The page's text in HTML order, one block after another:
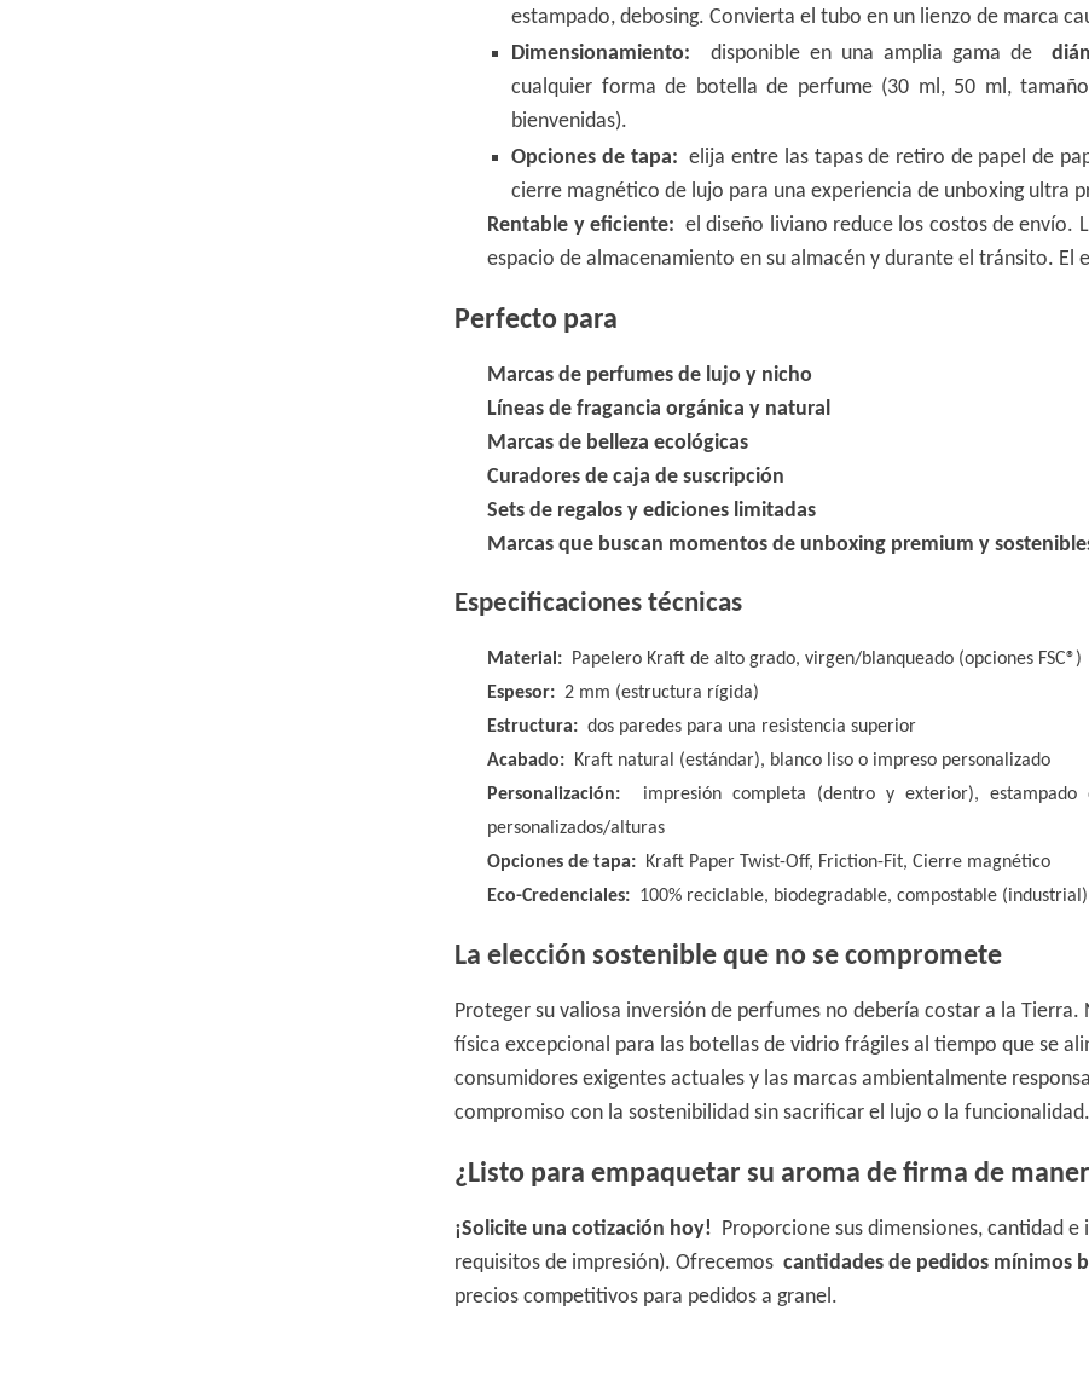
estampado, debosing. Convierta el tubo en un lienzo de marca
Dimensionamiento:
disponible en una amplia gama de
cualquier forma de botella de perfume (30 ml, 50 ml,
bienvenidas).
Opciones de tapa: elija entre las tapas de retiro de papel de
cierre magnético de lujo para una experiencia de unboxing ultra
Rentable y eficiente: el diseño liviano reduce los costos de envío.
espacio de almacenamiento en su almacén y durante el tránsito. El
Perfecto para
Marcas de perfumes de lujo y nicho
Líneas de fragancia orgánica y natural
Marcas de belleza ecológicas
Curadores de caja de suscripción
Sets de regalos y ediciones limitadas
Marcas que buscan momentos de unboxing premium y
Especificaciones técnicas
Material:
Papelero Kraft de alto grado, virgen/blanqueado (opciones FSC®)
Espesor: 2 mm (estructura rígida)
Estructura: dos paredes para una resistencia superior
Acabado:
Kraft natural (estándar), blanco liso o impreso personalizado
Personalización:
impresión completa (dentro y exterior), estampado
personalizados/alturas
Opciones de tapa:
Kraft Paper Twist-Off, Friction-Fit, Cierre magnético
Eco-Credenciales: 100% reciclable, biodegradable, compostable
La elección sostenible que no se compromete
Proteger su valiosa inversión de perfumes no debería costar a la
física excepcional para las botellas de vidrio frágiles al tiempo que se
consumidores exigentes actuales y las marcas ambientalmente
compromiso con la sostenibilidad sin sacrificar el lujo o la funcionalidad.
¿Listo para empaquetar su aroma de firma de
¡Solicite una cotización hoy!
Proporcione sus dimensiones, cantidad
requisitos de impresión). Ofrecemos cantidades de pedidos mínimos
precios competitivos para pedidos a granel.